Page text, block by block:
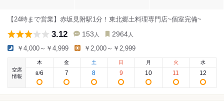
【24時まで営業】赤坂見附駅1分！東北郷土料理専門店~個室完備~
3.12 153 人 2964 人
￥4,000～￥4,999 ￥2,000～￥2,999
空席
情報
木
8/6
金
7
土
8
日
9
月
10
火
11
水
12